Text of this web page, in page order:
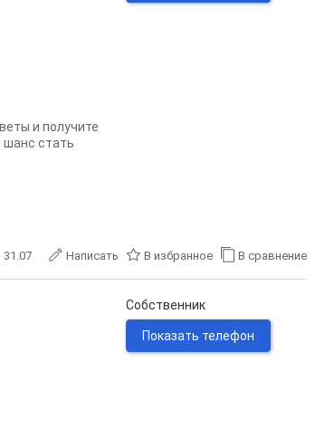
и получите
шанс стать
31.07 Написать В избранное В сравнение
Собственник
Показать телефон